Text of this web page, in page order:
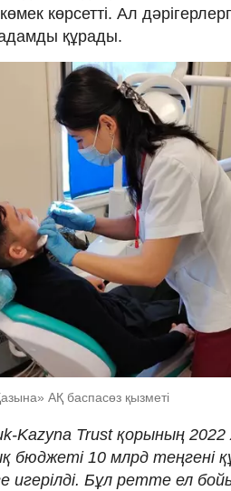
көрсетті. Ал
құрады.
АҚ баспасөз қызметі
Kazyna Trust қорының 2022
бюджеті 10 млрд теңгені
игерілді. Бұл ретте ел